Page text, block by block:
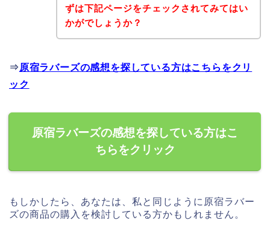
ずは下記ページをチェックされてみてはい
かがでしょうか？
⇒ 原宿ラバーズの感想を探している方はこちらをクリ
ック
原宿ラバーズの感想を探している方はこ
ちらをクリック
もしかしたら、あなたは、私と同じように原宿ラバー
ズの商品の購入を検討している方かもしれません。